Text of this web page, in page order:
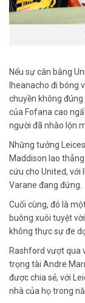
Nếu sự cân bằng
Iheanacho đi bóng
chuyền không
của Fofana cao
người đã nhào lộn
Những tưởng
Maddison lao
cứu cho United, với
Varane đang đứng.
Cuối cùng, đó là
buông xuôi tuyệt
không thực sự đe
Rashford vượt qua
trọng tài Andre
được chia sẻ, với
nhà của họ trong